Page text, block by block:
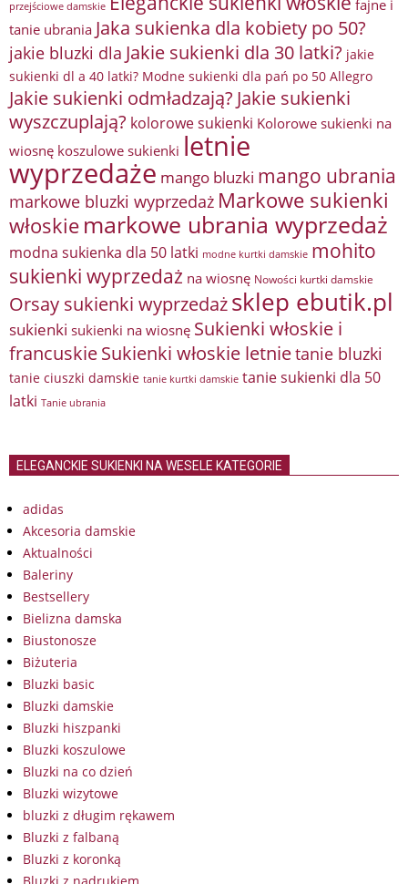
przejściowe damskie
fajne i
tanie ubrania Jaka sukienka dla kobiety po 50?
jakie bluzki dla Jakie sukienki dla 30 latki? jakie
sukienki dl a 40 latki? Modne sukienki dla pań po 50 Allegro
Jakie sukienki odmładzają? Jakie sukienki
wyszczuplają? kolorowe sukienki Kolorowe sukienki na
wiosnę koszulowe sukienki letnie
wyprzedaże mango bluzki mango ubrania
markowe bluzki wyprzedaż Markowe sukienki
włoskie markowe ubrania wyprzedaż
modna sukienka dla 50 latki modne kurtki damskie mohito
sukienki wyprzedaż na wiosnę Nowości kurtki damskie
Orsay sukienki wyprzedażsklep ebutik.pl
sukienki sukienki na wiosnę Sukienki włoskie i
francuskieSukienki włoskie letnietanie bluzki
tanie ciuszki damskie tanie kurtki damskie tanie sukienki dla 50
latki Tanie ubrania
ELEGANCKIE SUKIENKI NA WESELE KATEGORIE
adidas
Akcesoria damskie
Aktualności
Baleriny
Bestsellery
Bielizna damska
Biustonosze
Biżuteria
Bluzki basic
Bluzki damskie
Bluzki hiszpanki
Bluzki koszulowe
Bluzki na co dzień
Bluzki wizytowe
bluzki z długim rękawem
Bluzki z falbaną
Bluzki z koronką